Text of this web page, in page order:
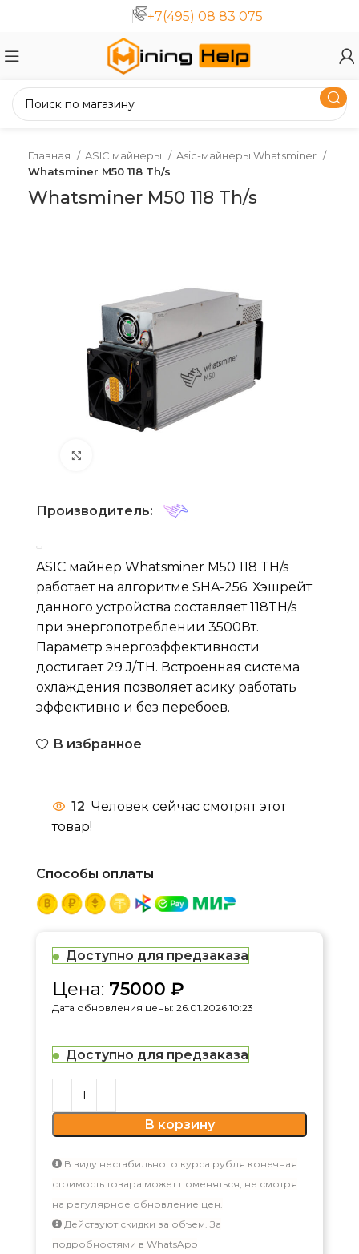
+7(495) 08 83 075
Главная ASIC майнеры
Asic-майнеры Whatsminer
Whatsminer M50 118 Th/s
Whatsminer M50 118 Th/s
Производитель:
ASIC майнер Whatsminer M50 118 TH/s
работает на алгоритме SHA-256. Хэшрейт
данного устройства составляет 118TH/s
при энергопотреблении 3500Вт.
Параметр энергоэффективности
достигает 29 J/TH. Встроенная система
охлаждения позволяет асику работать
эффективно и без перебоев.
В избранное
12 Человек сейчас смотрят этот
товар!
Способы оплаты
Доступно для предзаказа
Цена: 75000 ₽
Дата обновления цены: 26.01.2026 10:23
Доступно для предзаказа
В корзину
В виду нестабильного курса рубля конечная
стоимость товара может поменяться, не смотря
на регулярное обновление цен.
Действуют скидки за объем. За
подробностями в WhatsApp